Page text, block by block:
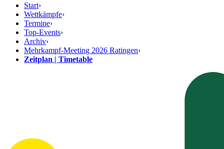
Start›
Wettkämpfe›
Termine›
Top-Events›
Archiv›
Mehrkampf-Meeting 2026 Ratingen›
Zeitplan | Timetable